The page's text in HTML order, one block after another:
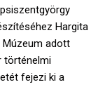
Hargita
Múzeum adott
történelmi
fejezi ki a